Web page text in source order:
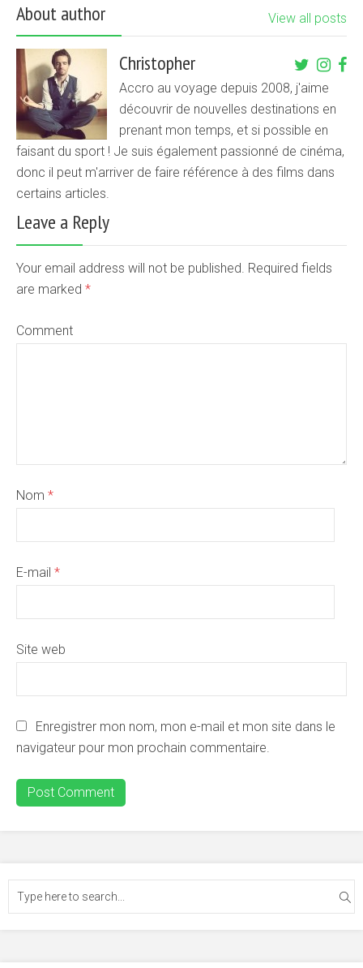
About author View all posts
Christopher
Accro au voyage depuis 2008, j'aime
découvrir de nouvelles destinations en
prenant mon temps, et si possible en
faisant du sport ! Je suis également passionné de cinéma,
donc il peut m'arriver de faire référence à des films dans
certains articles.
Leave a Reply
Your email address will not be published. Required fields
are marked *
Comment
Nom *
E-mail *
Site web
Enregistrer mon nom, mon e-mail et mon site dans le
navigateur pour mon prochain commentaire.